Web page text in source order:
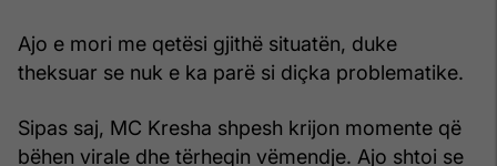
Ajo e mori me qetësi gjithë situatën, duke
theksuar se nuk e ka parë si diçka problematike.
Sipas saj, MC Kresha shpesh krijon momente që
bëhen virale dhe tërheqin vëmendje. Ajo shtoi se